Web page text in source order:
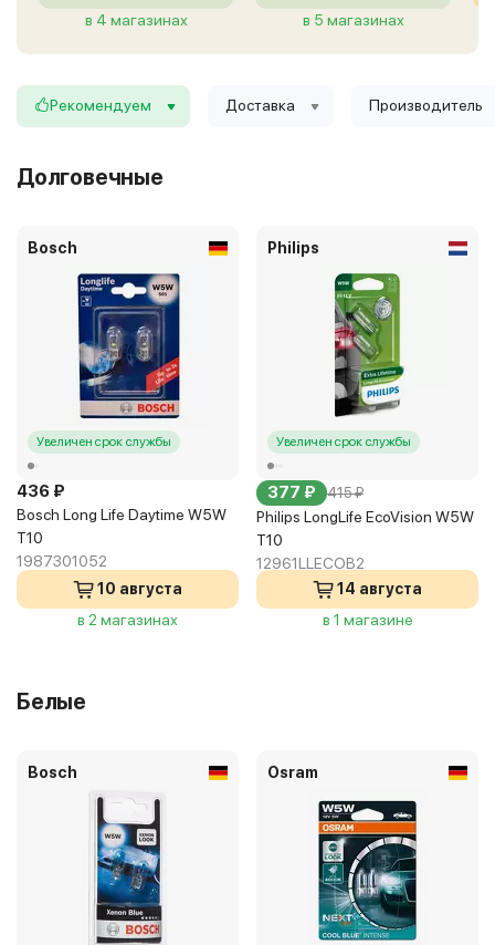
в 4 магазинах
в 5 магазинах
Рекомендуем Доставка Производитель
Долговечные
Bosch
Увеличен срок службы
436 ₽
Bosch Long Life Daytime W5W
T10
1987301052
10 августа
в 2 магазинах
Philips
Увеличен срок службы
377 ₽ 415 ₽
Philips LongLife EcoVision W5W
T10
12961LLECOB2
14 августа
в 1 магазине
Белые
Bosch Osram